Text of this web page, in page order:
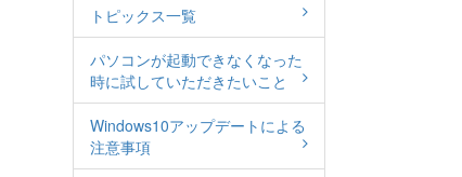
トピックス一覧
パソコンが起動できなくなった
時に試していただきたいこと
Windows10アップデートによる
注意事項